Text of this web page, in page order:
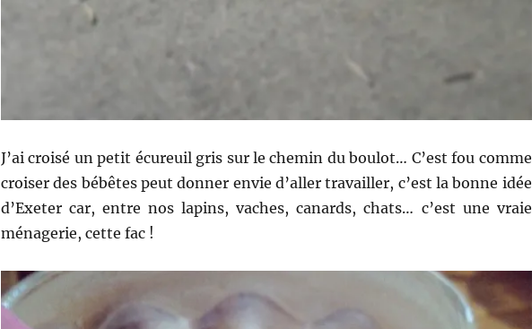
J’ai croisé un petit écureuil gris sur le chemin du boulot… C’est fou comme
croiser des bébêtes peut donner envie d’aller travailler, c’est la bonne idée
d’Exeter car, entre nos lapins, vaches, canards, chats… c’est une vraie
ménagerie, cette fac !